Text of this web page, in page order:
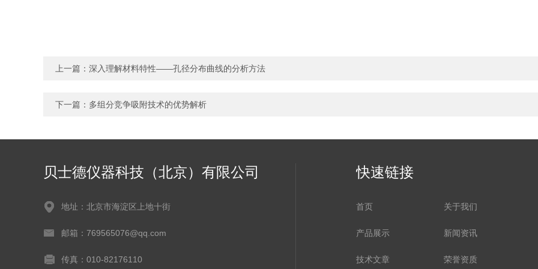
上一篇： 深入理解材料特性——孔径分布曲线的分析方法
下一篇： 多组分竞争吸附技术的优势解析
贝士德仪器科技（北京）有限公司
地址：北京市海淀区上地十街
邮箱：769565076@qq.com
传真：010-82176110
快速链接
首页 关于我们
产品展示 新闻资讯
技术文章 荣誉资质